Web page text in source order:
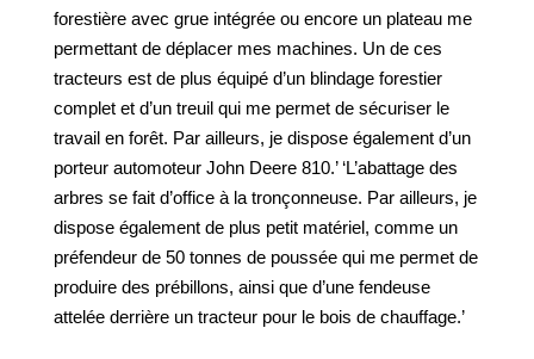
forestière avec grue intégrée ou encore un plateau me
permettant de déplacer mes machines. Un de ces
tracteurs est de plus équipé d’un blindage forestier
complet et d’un treuil qui me permet de sécuriser le
travail en forêt. Par ailleurs, je dispose également d’un
porteur automoteur John Deere 810.’ ‘L’abattage des
arbres se fait d’office à la tronçonneuse. Par ailleurs, je
dispose également de plus petit matériel, comme un
préfendeur de 50 tonnes de poussée qui me permet de
produire des prébillons, ainsi que d’une fendeuse
attelée derrière un tracteur pour le bois de chauffage.’